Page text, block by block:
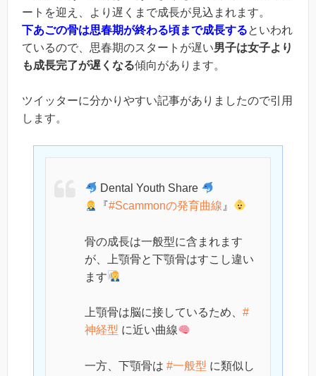
ートを迎え、より遅くまで成長が見込まれます。
下あごの骨は思春期が終わる頃まで成長するといわれ
ているので、思春期のスタートが遅い男子は女子より
も成長完了が遅くなる傾向があります。
ツイッターに分かりやすい記事がありましたので引用
します。
Dental Youth Share
『#Scammonの発育曲線 』
骨の成長は一般型に含まれます
が、上顎骨と下顎骨はすこし違い
ます
上顎骨は脳に接しているため、 #
神経型 に近い曲線
一方、下顎骨は #一般型 に類似し